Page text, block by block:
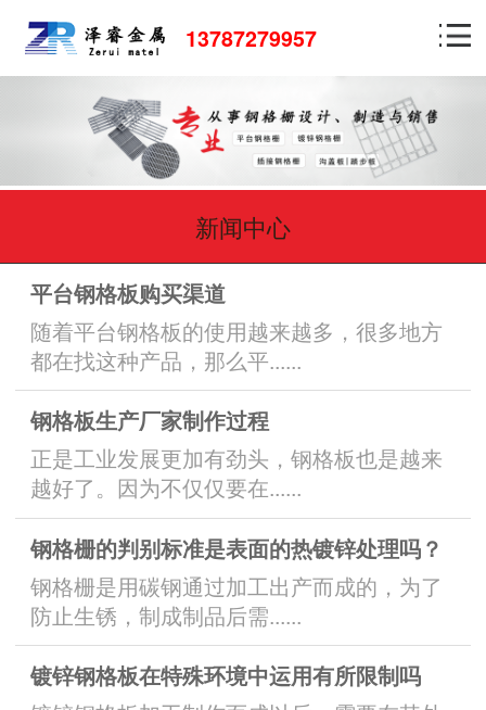
13787279957
新闻中心
平台钢格板购买渠道
随着平台钢格板的使用越来越多，很多地方
都在找这种产品，那么平......
钢格板生产厂家制作过程
正是工业发展更加有劲头，钢格板也是越来
越好了。因为不仅仅要在......
钢格栅的判别标准是表面的热镀锌处理吗？
钢格栅是用碳钢通过加工出产而成的，为了
防止生锈，制成制品后需......
镀锌钢格板在特殊环境中运用有所限制吗